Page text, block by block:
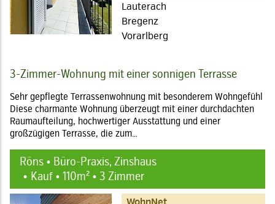
Lauterach
Bregenz
Vorarlberg
3-Zimmer-Wohnung mit einer sonnigen Terrasse
Sehr gepflegte Terrassenwohnung mit besonderem Wohngefühl
Diese charmante Wohnung überzeugt mit einer durchdachten
Raumaufteilung, hochwertiger Ausstattung und einer
großzügigen Terrasse, die zum…
Röns • Büro-Praxis, Zinshaus
Kauf • 110m² • 3 Zimmer